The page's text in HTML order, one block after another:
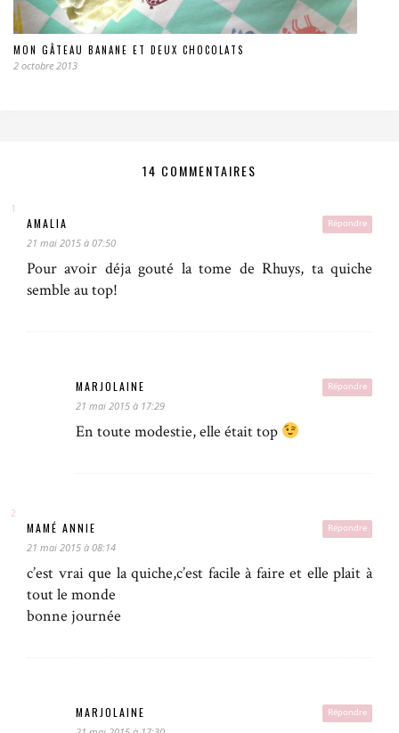
MON GÂTEAU BANANE ET DEUX CHOCOLATS
2 octobre 2013
14 COMMENTAIRES
Répondre
AMALIA
21 mai 2015 à 07:50
Pour avoir déja gouté la tome de Rhuys, ta quiche
semble au top!
Répondre
MARJOLAINE
21 mai 2015 à 17:29
En toute modestie, elle était top
Répondre
MAMÉ ANNIE
21 mai 2015 à 08:14
c’est vrai que la quiche,c’est facile à faire et elle plait à
tout le monde
bonne journée
Répondre
MARJOLAINE